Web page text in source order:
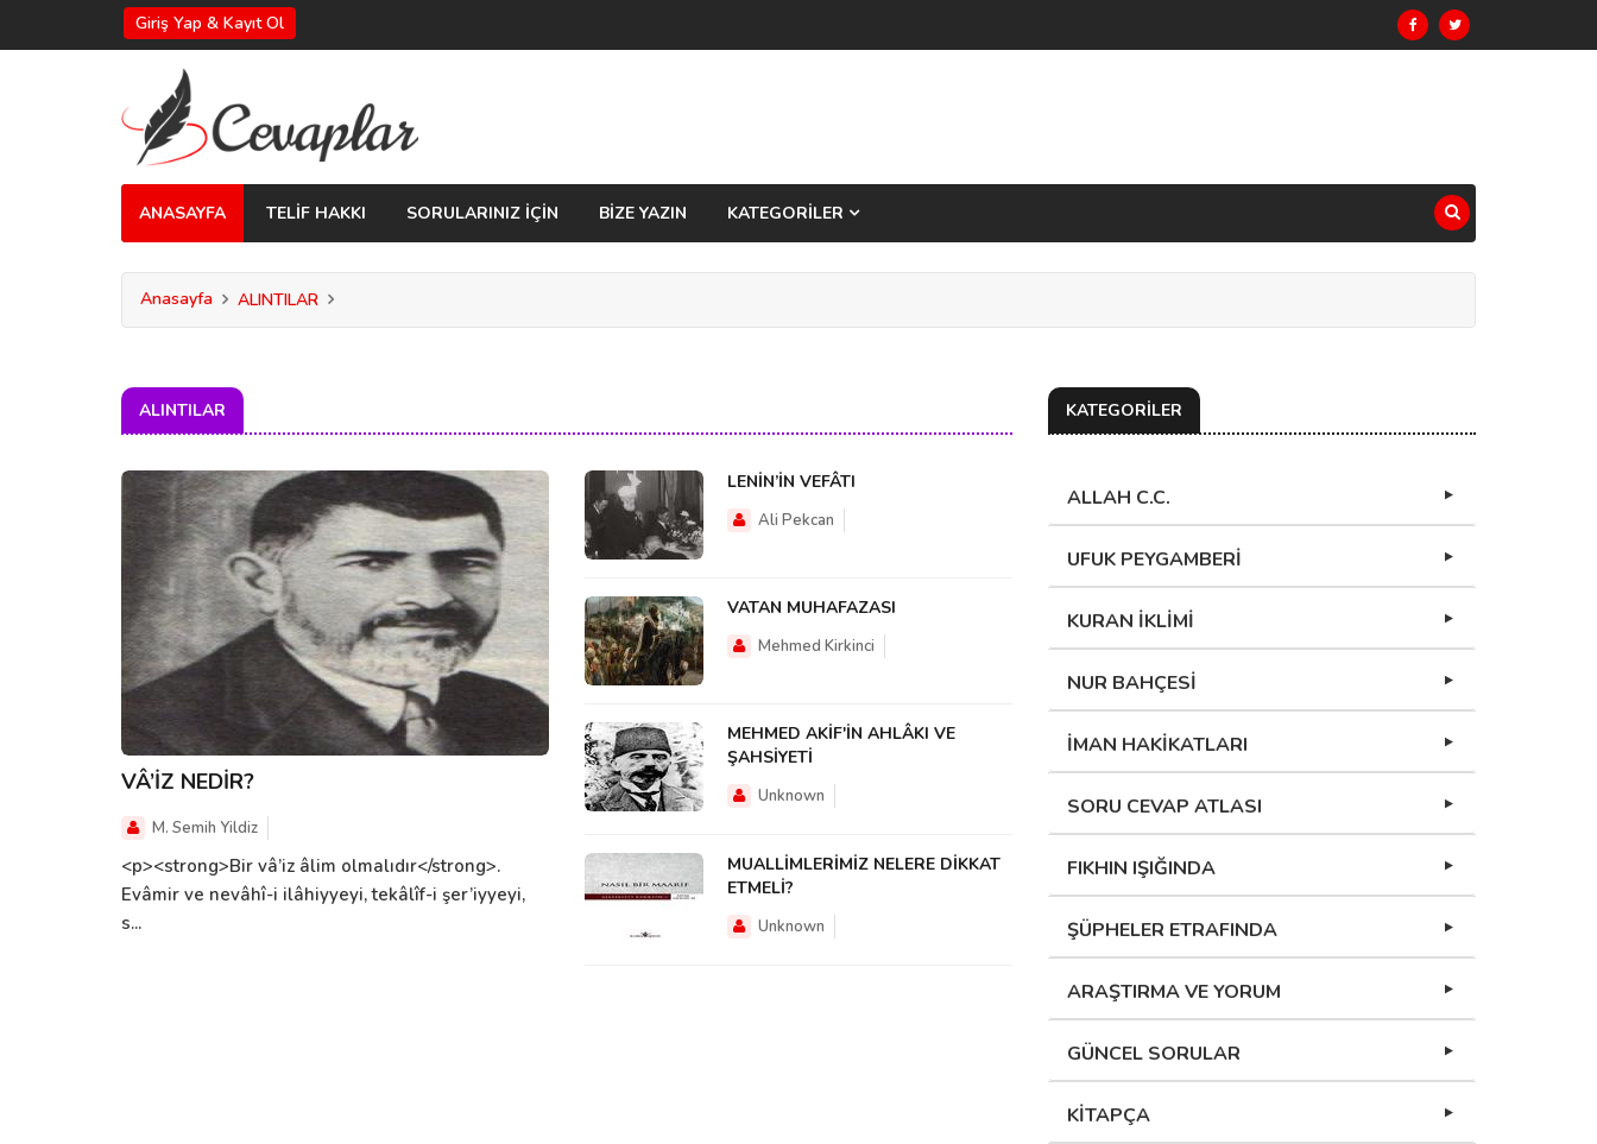
Giriş Yap & Kayıt Ol
ANASAYFA TELİF HAKKI SORULARINIZ İÇİN BİZE YAZIN KATEGORİLER
Anasayfa ALINTILAR
ALINTILAR
VÂ’İZ NEDİR?
M. Semih Yildiz
<p><strong>Bir vâ’iz âlim olmalıdır</strong>.
Evâmir ve nevâhî-i ilâhiyyeyi, tekâlîf-i şer’iyyeyi,
s...
LENİN’İN VEFÂTI
Ali Pekcan
VATAN MUHAFAZASI
Mehmed Kirkinci
MEHMED AKİF'İN AHLÂKI VE
ŞAHSİYETİ
Unknown
MUALLİMLERİMİZ NELERE DİKKAT
ETMELİ?
Unknown
KATEGORİLER
ALLAH C.C.
UFUK PEYGAMBERİ
KURAN İKLİMİ
NUR BAHÇESİ
İMAN HAKİKATLARI
SORU CEVAP ATLASI
FIKHIN IŞIĞINDA
ŞÜPHELER ETRAFINDA
ARAŞTIRMA VE YORUM
GÜNCEL SORULAR
KİTAPÇA